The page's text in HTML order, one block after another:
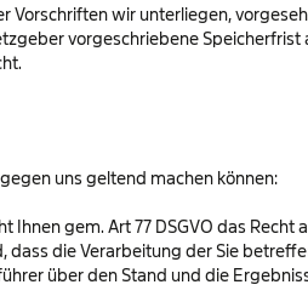
wir unterliegen,
vorgeschriebene
uns geltend machen können:
gem. Art 77 DSGVO das
die Verarbeitung der Sie
über den Stand und die